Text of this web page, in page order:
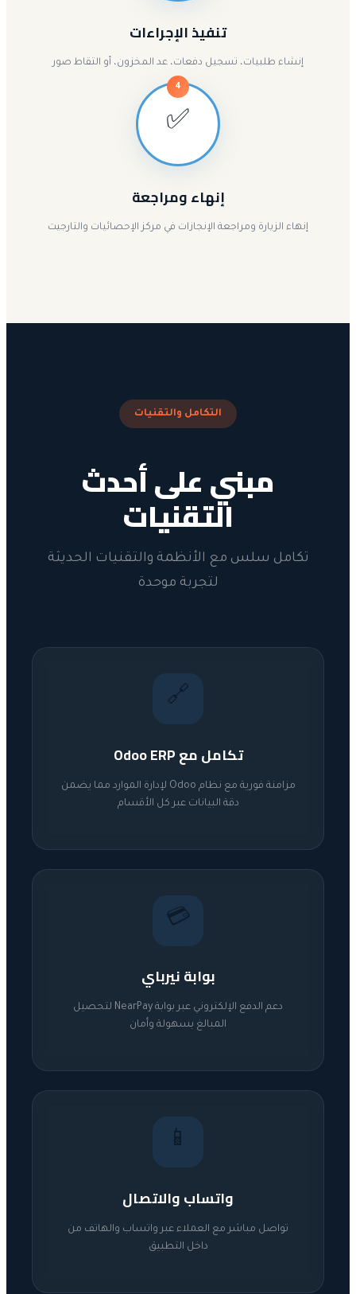
تنفيذ الإجراءات
إنشاء طلبيات، تسجيل دفعات، عد المخزون، أو التقاط صور
4
✅
إنهاء ومراجعة
إنهاء الزيارة ومراجعة الإنجازات في مركز الإحصائيات والتارجيت
التكامل والتقنيات
مبني على أحدث
التقنيات
تكامل سلس مع الأنظمة والتقنيات الحديثة
لتجربة موحدة
🔗
تكامل مع Odoo ERP
مزامنة فورية مع نظام Odoo لإدارة الموارد مما يضمن
دقة البيانات عبر كل الأقسام
💳
بوابة نيرباي
دعم الدفع الإلكتروني عبر بوابة NearPay لتحصيل
المبالغ بسهولة وأمان
📱
واتساب والاتصال
تواصل مباشر مع العملاء عبر واتساب والهاتف من
داخل التطبيق